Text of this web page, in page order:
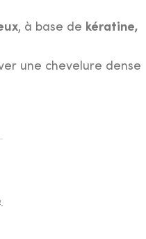
, à base de kératine,
une chevelure dense